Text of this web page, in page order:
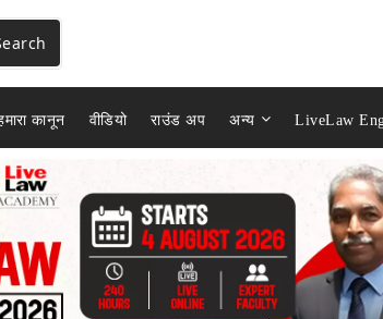
कानून वीडियो राउंड अप अन्य LiveLaw